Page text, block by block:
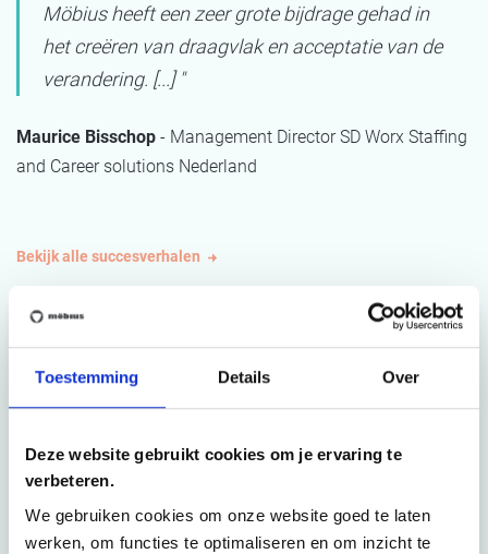
Toestemming Details Over
Deze website gebruikt cookies om je ervaring te
verbeteren.
We gebruiken cookies om onze website goed te laten
werken, om functies te optimaliseren en om inzicht te
Möbius heeft een zeer grote bijdrage gehad in
het creëren van draagvlak en acceptatie van de
verandering. [...] "
Maurice Bisschop - Management Director SD Worx Staffing
and Career solutions Nederland
Bekijk alle succesverhalen
Vernieuwing van de NMBS
administratie en werkplek